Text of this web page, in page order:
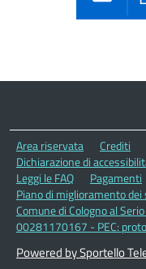
Area riservata Crediti
Dichiarazione di
Leggi le FAQ
Pagamenti
Piano di miglioramento dei
Comune di Cologno al
00281170167 - PEC:
Powered by Sportello